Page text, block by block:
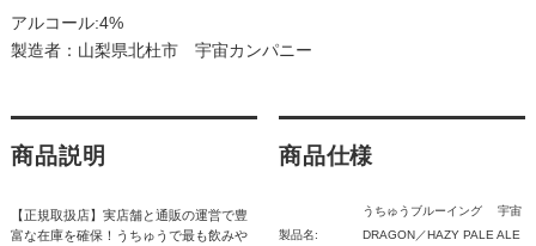
アルコール:4%
製造者：山梨県北杜市 宇宙カンパニー
商品説明
【正規取扱店】実店舗と通販の運営で豊
富な在庫を確保！うちゅうで最も飲みや
商品仕様
製品名:
うちゅうブルーイング 宇宙
DRAGON／HAZY PALE ALE